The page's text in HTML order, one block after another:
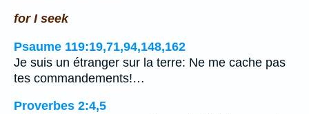
for I seek
Psaume 119:19,71,94,148,162
Je suis un étranger sur la terre: Ne me cache pas
tes commandements!…
Proverbes 2:4,5